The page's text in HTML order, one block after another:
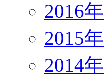
2016年
2015年
2014年